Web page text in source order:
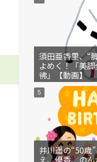
須田亜香里、“
よめく！「美
彿」【動画】
井川遥の“50歳